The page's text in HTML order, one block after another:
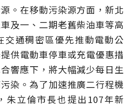
。在移動污染源方面，新北
及一、二期老舊柴油車等高
交通稠密區優先推動電動公
供電動車停車或充電優惠措
響應下，將大幅減少每日生
染。為了加速推廣二行程機
朱立倫市長也提出107年新